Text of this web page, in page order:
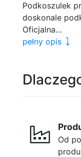
Podkoszulek
doskonale
Oficjalna…
pełny opis
Od